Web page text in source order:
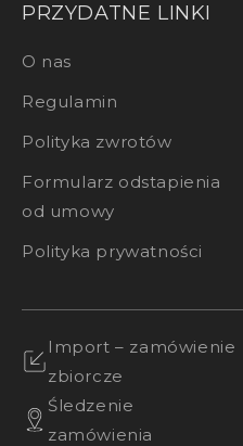
PRZYDATNE LINKI
O nas
Regulamin
Polityka zwrotów
Formularz odstapienia
od umowy
Polityka prywatności
Import – zamówienie
zbiorcze
Śledzenie
zamówienia